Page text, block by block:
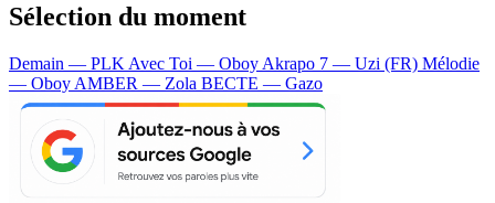
Sélection du moment
Demain — PLK Avec Toi — Oboy Akrapo 7 — Uzi (FR) Mélodie
— Oboy AMBER — Zola BECTE — Gazo